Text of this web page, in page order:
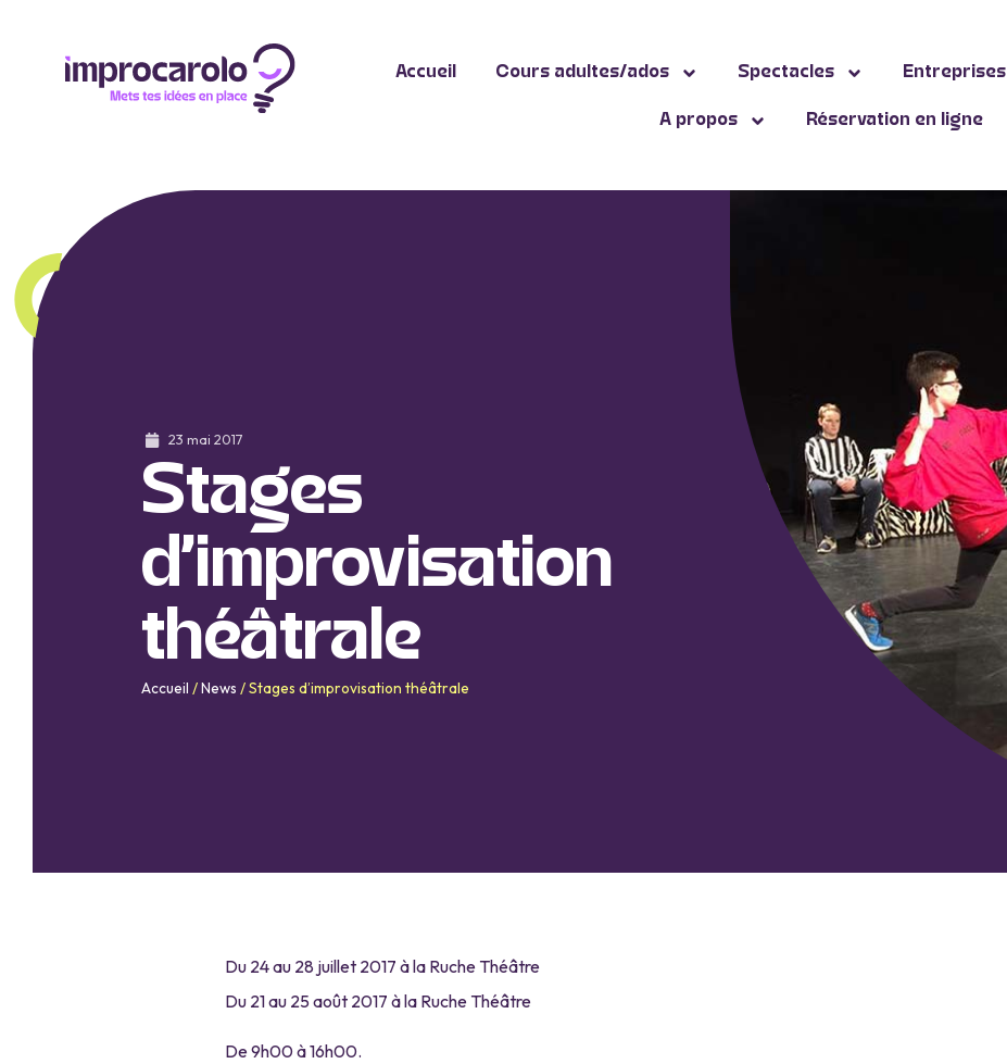
Accueil Cours adultes/ados Spectacles Entreprises
A propos Réservation en ligne
23 mai 2017
Stages
d’improvisation
théâtrale
Accueil /News /Stages d’improvisation théâtrale
Du 24 au 28 juillet 2017 à la Ruche Théâtre
Du 21 au 25 août 2017 à la Ruche Théâtre
De 9h00 à 16h00.